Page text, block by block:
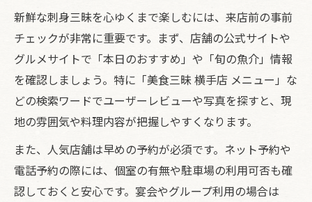
新鮮な刺身三昧を心ゆくまで楽しむには、来店前の事前
チェックが非常に重要です。まず、店舗の公式サイトや
グルメサイトで「本日のおすすめ」や「旬の魚介」情報
を確認しましょう。特に「美食三昧 横手店 メニュー」な
どの検索ワードでユーザーレビューや写真を探すと、現
地の雰囲気や料理内容が把握しやすくなります。
また、人気店舗は早めの予約が必須です。ネット予約や
電話予約の際には、個室の有無や駐車場の利用可否も確
認しておくと安心です。宴会やグループ利用の場合は